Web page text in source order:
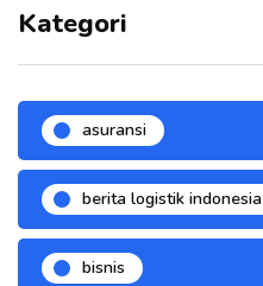
Kategori
asuransi
berita logistik indonesia
bisnis